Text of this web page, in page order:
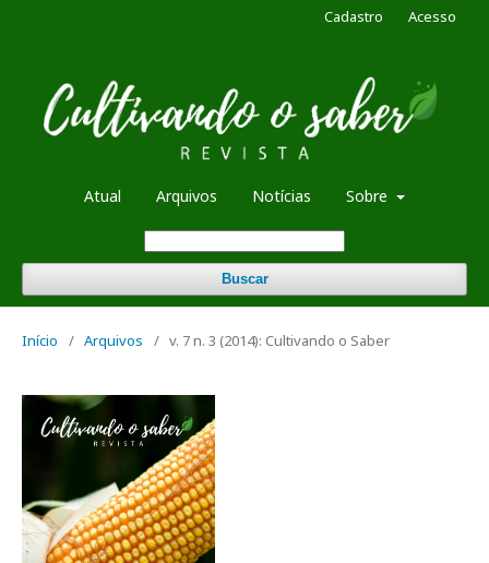
Atual Arquivos Notícias Sobre
Buscar
Cadastro Acesso
Início / Arquivos / v. 7 n. 3 (2014): Cultivando o Saber